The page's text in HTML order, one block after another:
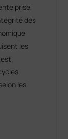
prise,
des
les
les